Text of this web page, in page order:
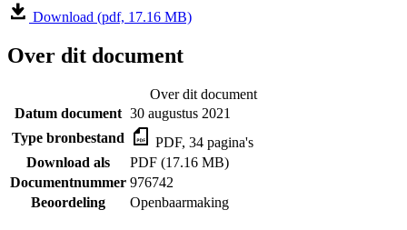
Download (pdf, 17.16 MB)
Over dit document
Over dit document
Datum document 30 augustus 2021
Type bronbestand
PDF, 34 pagina's
Download als
PDF (17.16 MB)
Documentnummer 976742
Beoordeling
Openbaarmaking